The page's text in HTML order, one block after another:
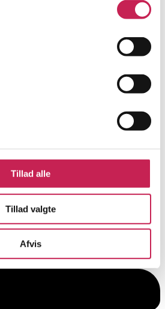
Tillad alle
Tillad valgte
Afvis